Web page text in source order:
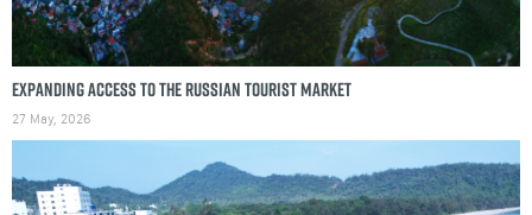
Expanding access to the Russian tourist market
27 May, 2026